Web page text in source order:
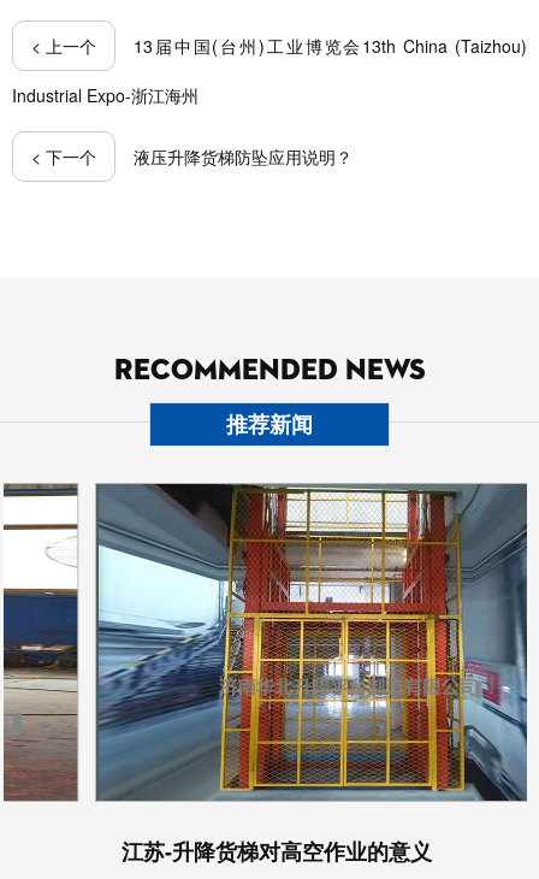
< 上一个 13届中国(台州)工业博览会13th China (Taizhou)
Industrial Expo-浙江海州
< 下一个 液压升降货梯防坠应用说明？
RECOMMENDED NEWS
推荐新闻
江苏-升降货梯对高空作业的意义